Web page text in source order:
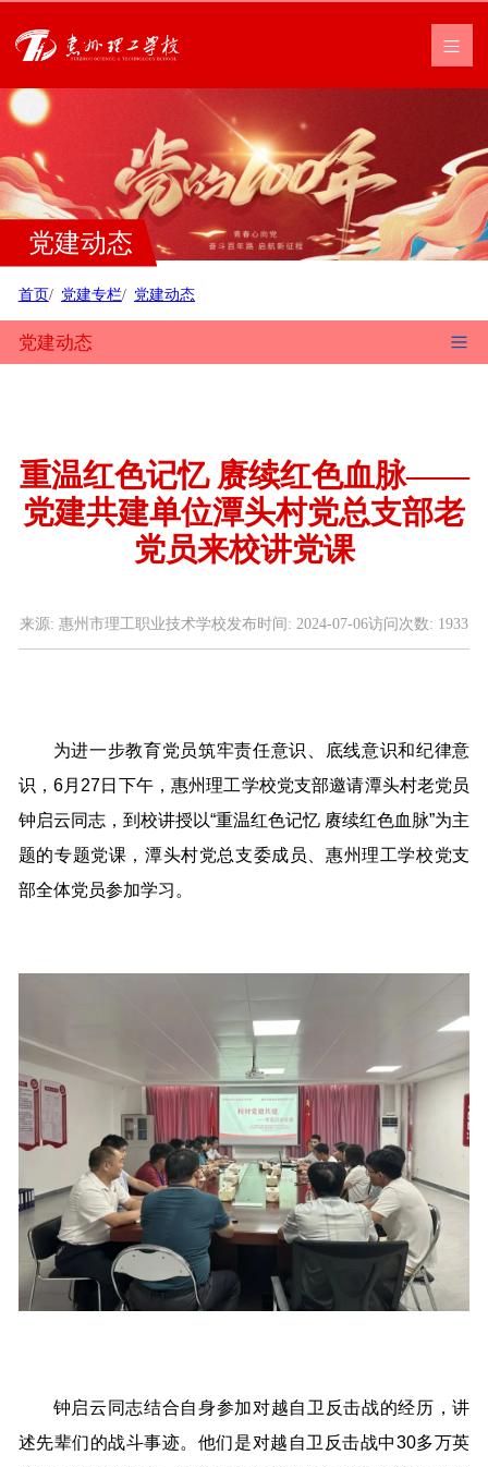
党建动态
首页 党建专栏 党建动态
党建动态
重温红色记忆 赓续红色血脉——
党建共建单位潭头村党总支部老
党员来校讲党课
来源: 惠州市理工职业技术学校发布时间: 2024-07-06访问次数: 1933
为进一步教育党员筑牢责任意识、底线意识和纪律意
识，6月27日下午，惠州理工学校党支部邀请潭头村老党员
钟启云同志，到校讲授以“重温红色记忆 赓续红色血脉”为主
题的专题党课，潭头村党总支委成员、惠州理工学校党支
部全体党员参加学习。
钟启云同志结合自身参加对越自卫反击战的经历，讲
述先辈们的战斗事迹。他们是对越自卫反击战中30多万英